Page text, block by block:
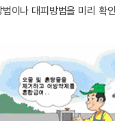
이나 대피방법을 미리 확